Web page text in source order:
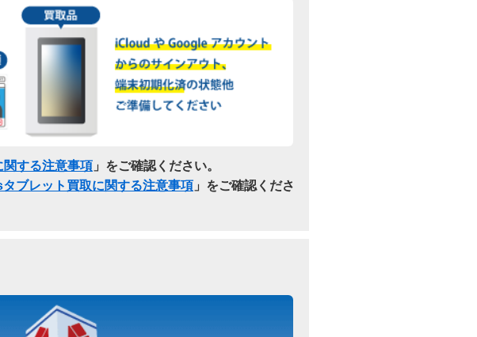
する注意事項 」をご確認ください。
ブレット買取に関する注意事項 」をご確認くださ